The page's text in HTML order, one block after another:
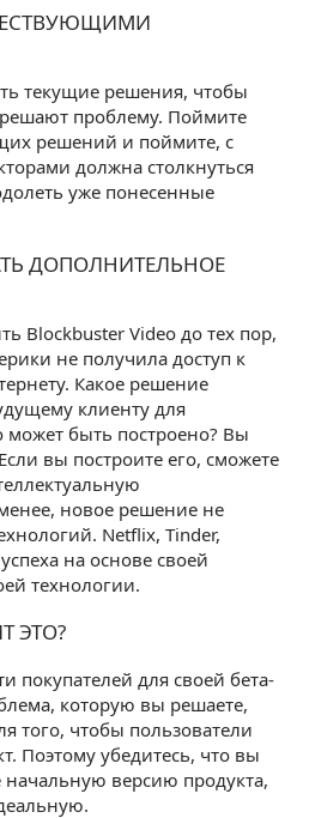
текущие решения, чтобы
проблему. Поймите
решений и поймите, с
должна столкнуться
уже понесенные
ДОПОЛНИТЕЛЬНОЕ
Blockbuster Video до тех пор,
не получила доступ к
Какое решение
клиенту для
может быть построено? Вы
вы построите его, сможете
новое решение не
Netflix, Tinder,
на основе своей
технологии.
ЭТО?
покупателей для своей бета-
которую вы решаете,
того, чтобы пользователи
Поэтому убедитесь, что вы
версию продукта,